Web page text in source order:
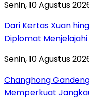
Senin, 10 Agustus
Dari Kertas Xuan
Diplomat
Senin, 10 Agustus
Changhong
Memperkuat